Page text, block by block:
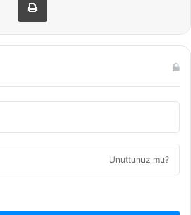
Unuttunuz mu?